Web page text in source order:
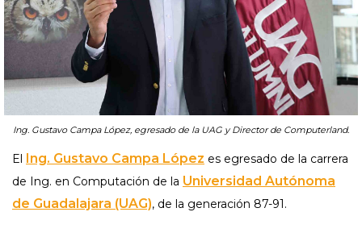
Ing. Gustavo Campa López, egresado de la UAG y Director de Computerland.
El Ing. Gustavo Campa López es egresado de la carrera
de Ing. en Computación de la Universidad Autónoma
de Guadalajara (UAG), de la generación 87-91.